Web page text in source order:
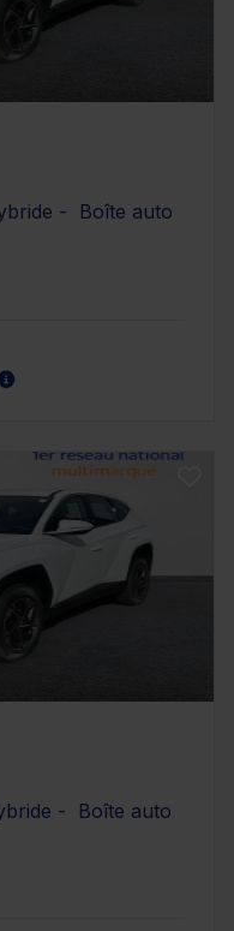
- Boîte auto
- Boîte auto